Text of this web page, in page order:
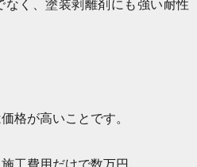
なく、塗装剥離剤にも強い耐性
格が高いことです。
工費用だけで数万円。